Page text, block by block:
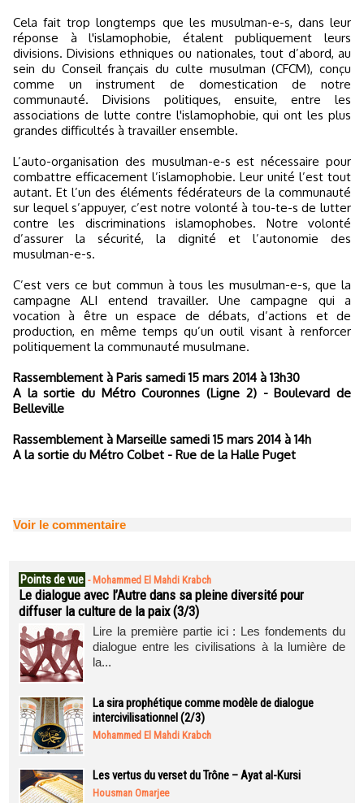
Cela fait trop longtemps que les musulman-e-s, dans leur
réponse à l'islamophobie, étalent publiquement leurs
divisions. Divisions ethniques ou nationales, tout d’abord, au
sein du Conseil français du culte musulman (CFCM), conçu
comme un instrument de domestication de notre
communauté. Divisions politiques, ensuite, entre les
associations de lutte contre l'islamophobie, qui ont les plus
grandes difficultés à travailler ensemble.
L’auto-organisation des musulman-e-s est nécessaire pour
combattre efficacement l’islamophobie. Leur unité l’est tout
autant. Et l’un des éléments fédérateurs de la communauté
sur lequel s’appuyer, c’est notre volonté à tou-te-s de lutter
contre les discriminations islamophobes. Notre volonté
d’assurer la sécurité, la dignité et l’autonomie des
musulman-e-s.
C’est vers ce but commun à tous les musulman-e-s, que la
campagne ALI entend travailler. Une campagne qui a
vocation à être un espace de débats, d’actions et de
production, en même temps qu’un outil visant à renforcer
politiquement la communauté musulmane.
Rassemblement à Paris samedi 15 mars 2014 à 13h30
A la sortie du Métro Couronnes (Ligne 2) - Boulevard de
Belleville
Rassemblement à Marseille samedi 15 mars 2014 à 14h
A la sortie du Métro Colbet - Rue de la Halle Puget
Voir le commentaire
Points de vue - Mohammed El Mahdi Krabch
Le dialogue avec l’Autre dans sa pleine diversité pour
diffuser la culture de la paix (3/3)
Lire la première partie ici : Les fondements du
dialogue entre les civilisations à la lumière de
la...
La sira prophétique comme modèle de dialogue
intercivilisationnel (2/3)
Mohammed El Mahdi Krabch
Les vertus du verset du Trône – Ayat al-Kursi
Housman Omarjee